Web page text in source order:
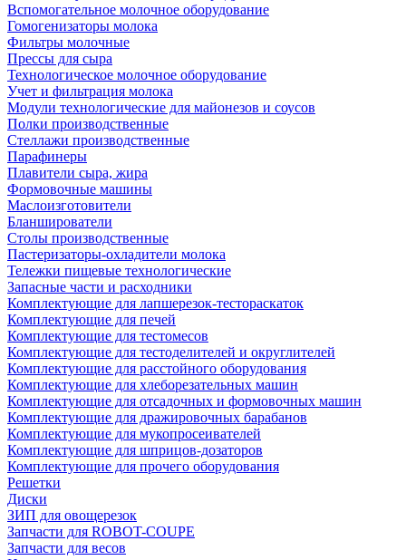
Вспомогательное молочное оборудование
Гомогенизаторы молока
Фильтры молочные
Прессы для сыра
Технологическое молочное оборудование
Учет и фильтрация молока
Модули технологические для майонезов и соусов
Полки производственные
Стеллажи производственные
Парафинеры
Плавители сыра, жира
Формовочные машины
Маслоизготовители
Бланширователи
Столы производственные
Пастеризаторы-охладители молока
Тележки пищевые технологические
Запасные части и расходники
Комплектующие для лапшерезок-тестораскаток
Комплектующие для печей
Комплектующие для тестомесов
Комплектующие для тестоделителей и округлителей
Комплектующие для расстойного оборудования
Комплектующие для хлеборезательных машин
Комплектующие для отсадочных и формовочных машин
Комплектующие для дражировочных барабанов
Комплектующие для мукопросеивателей
Комплектующие для шприцов-дозаторов
Комплектующие для прочего оборудования
Решетки
Диски
ЗИП для овощерезок
Запчасти для ROBOT-COUPE
Запчасти для весов